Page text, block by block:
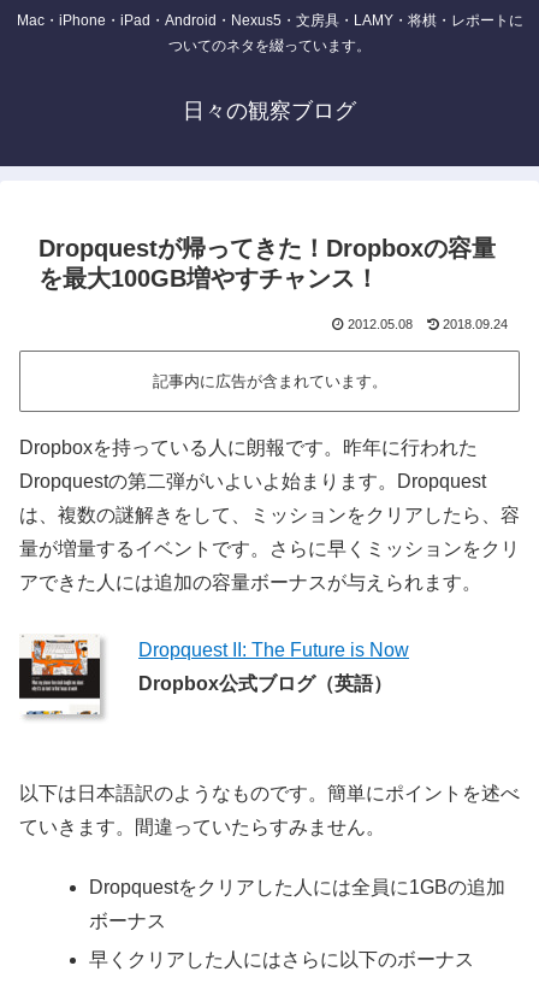
Mac・iPhone・iPad・Android・Nexus5・文房具・LAMY・将棋・レポートに
ついてのネタを綴っています。
日々の観察ブログ
Dropquestが帰ってきた！Dropboxの容量
を最大100GB増やすチャンス！
2012.05.08 2018.09.24
記事内に広告が含まれています。
Dropboxを持っている人に朗報です。昨年に行われた
Dropquestの第二弾がいよいよ始まります。Dropquest
は、複数の謎解きをして、ミッションをクリアしたら、容
量が増量するイベントです。さらに早くミッションをクリ
アできた人には追加の容量ボーナスが与えられます。
Dropquest II: The Future is Now
Dropbox公式ブログ（英語）
以下は日本語訳のようなものです。簡単にポイントを述べ
ていきます。間違っていたらすみません。
Dropquestをクリアした人には全員に1GBの追加
ボーナス
早くクリアした人にはさらに以下のボーナス